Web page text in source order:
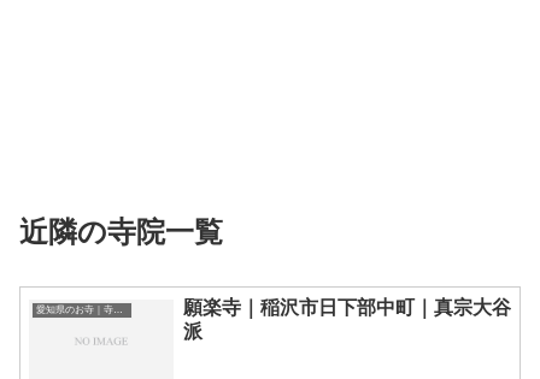
近隣の寺院一覧
愛知県のお寺｜寺院一覧
願楽寺｜稲沢市日下部中町｜真宗大谷
派